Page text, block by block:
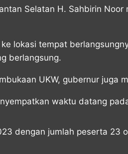
Selatan H. Sahbirin
lokasi tempat
berlangsung.
UKW, gubernur juga
waktu datang
dengan jumlah peserta